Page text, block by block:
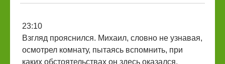
23:10
Взгляд прояснился. Михаил, словно не узнавая,
осмотрел комнату, пытаясь вспомнить, при
каких обстоятельствах он здесь оказался.